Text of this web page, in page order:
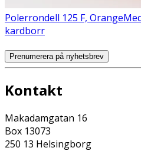
Polerrondell 125 F, Orange
kardborr
Prenumerera på nyhetsbrev
Kontakt
Makadamgatan 16
Box 13073
250 13 Helsingborg